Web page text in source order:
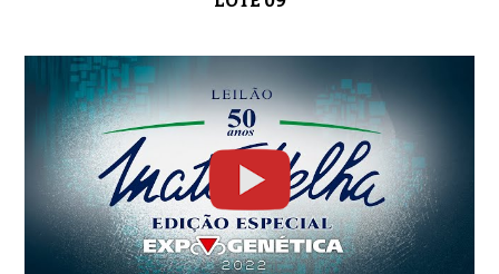
0:51 LOTE 29
0:50 LOTE 30